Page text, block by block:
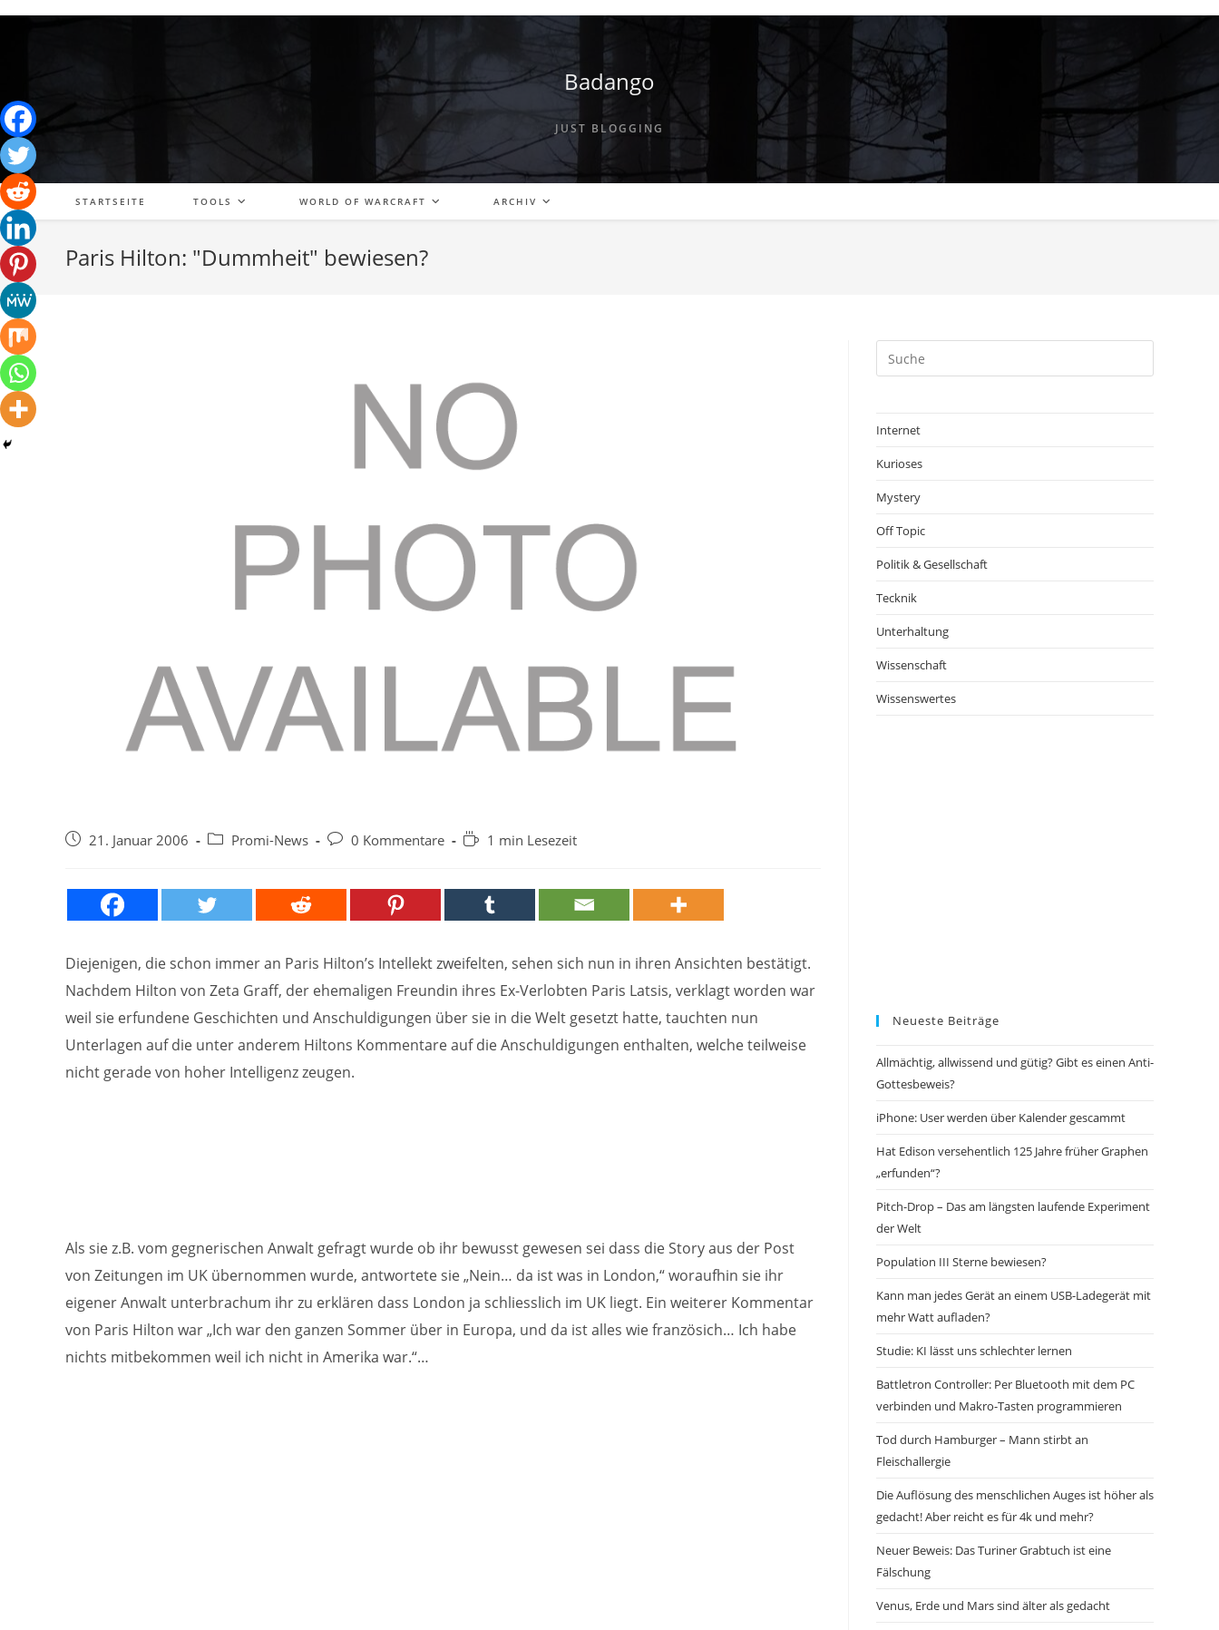
Badango
JUST BLOGGING
STARTSEITE TOOLS WORLD OF WARCRAFT ARCHIV
Paris Hilton: "Dummheit" bewiesen?
Beitrag21. Januar 2006
Beitrags-
Promi-News
Beitrags-
0 Kommentare Lesedauer:
1 min Lesezeit
Diejenigen, die schon immer an Paris Hilton’s Intellekt zweifelten, sehen sich nun in ihren Ansichten bestätigt.
Nachdem Hilton von Zeta Graff, der ehemaligen Freundin ihres Ex-Verlobten Paris Latsis, verklagt worden war
weil sie erfundene Geschichten und Anschuldigungen über sie in die Welt gesetzt hatte, tauchten nun
Unterlagen auf die unter anderem Hiltons Kommentare auf die Anschuldigungen enthalten, welche teilweise
nicht gerade von hoher Intelligenz zeugen.
Als sie z.B. vom gegnerischen Anwalt gefragt wurde ob ihr bewusst gewesen sei dass die Story aus der Post
von Zeitungen im UK übernommen wurde, antwortete sie „Nein… da ist was in London,“ woraufhin sie ihr
eigener Anwalt unterbrachum ihr zu erklären dass London ja schliesslich im UK liegt. Ein weiterer Kommentar
von Paris Hilton war „Ich war den ganzen Sommer über in Europa, und da ist alles wie französich… Ich habe
nichts mitbekommen weil ich nicht in Amerika war.“…
Internet
Kurioses
Mystery
Off Topic
Politik & Gesellschaft
Tecknik
Unterhaltung
Wissenschaft
Wissenswertes
Neueste Beiträge
Allmächtig, allwissend und gütig? Gibt es einen Anti-
Gottesbeweis?
iPhone: User werden über Kalender gescammt
Hat Edison versehentlich 125 Jahre früher Graphen
„erfunden“?
Pitch-Drop – Das am längsten laufende Experiment
der Welt
Population III Sterne bewiesen?
Kann man jedes Gerät an einem USB-Ladegerät mit
mehr Watt aufladen?
Studie: KI lässt uns schlechter lernen
Battletron Controller: Per Bluetooth mit dem PC
verbinden und Makro-Tasten programmieren
Tod durch Hamburger – Mann stirbt an
Fleischallergie
Die Auflösung des menschlichen Auges ist höher als
gedacht! Aber reicht es für 4k und mehr?
Neuer Beweis: Das Turiner Grabtuch ist eine
Fälschung
Venus, Erde und Mars sind älter als gedacht